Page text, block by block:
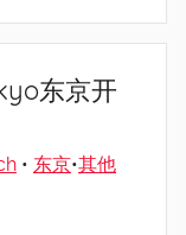
东京开
• 东京•其他